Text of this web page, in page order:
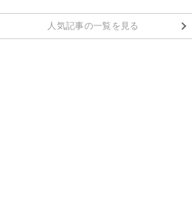
人気記事の一覧を見る